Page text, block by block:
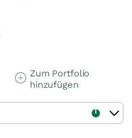
Zum Portfolio
hinzufügen